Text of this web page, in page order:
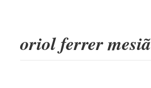
oriol ferrer mesiã